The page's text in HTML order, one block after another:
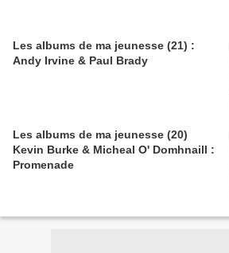
Les albums de ma jeunesse (21) :
Andy Irvine & Paul Brady
Les albums de ma jeunesse (20)
Kevin Burke & Micheal O' Domhnaill :
Promenade